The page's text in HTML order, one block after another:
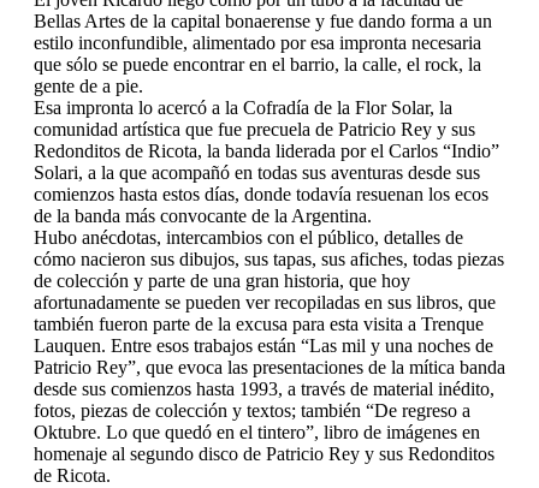
Bellas Artes de la capital bonaerense y fue dando forma a un
estilo inconfundible, alimentado por esa impronta necesaria
que sólo se puede encontrar en el barrio, la calle, el rock, la
gente de a pie.
Esa impronta lo acercó a la Cofradía de la Flor Solar, la
comunidad artística que fue precuela de Patricio Rey y sus
Redonditos de Ricota, la banda liderada por el Carlos “Indio”
Solari, a la que acompañó en todas sus aventuras desde sus
comienzos hasta estos días, donde todavía resuenan los ecos
de la banda más convocante de la Argentina.
Hubo anécdotas, intercambios con el público, detalles de
cómo nacieron sus dibujos, sus tapas, sus afiches, todas piezas
de colección y parte de una gran historia, que hoy
afortunadamente se pueden ver recopiladas en sus libros, que
también fueron parte de la excusa para esta visita a Trenque
Lauquen. Entre esos trabajos están “Las mil y una noches de
Patricio Rey”, que evoca las presentaciones de la mítica banda
desde sus comienzos hasta 1993, a través de material inédito,
fotos, piezas de colección y textos; también “De regreso a
Oktubre. Lo que quedó en el tintero”, libro de imágenes en
homenaje al segundo disco de Patricio Rey y sus Redonditos
de Ricota.